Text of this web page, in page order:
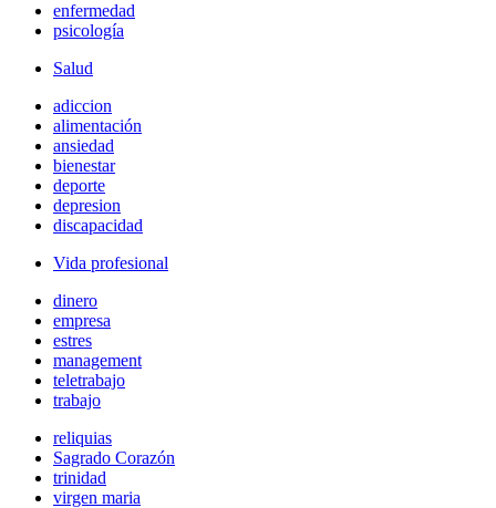
enfermedad
psicología
Salud
adiccion
alimentación
ansiedad
bienestar
deporte
depresion
discapacidad
Vida profesional
dinero
empresa
estres
management
teletrabajo
trabajo
reliquias
Sagrado Corazón
trinidad
virgen maria